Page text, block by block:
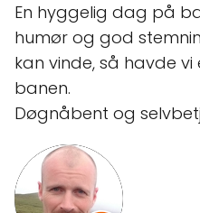
En hyggelig dag på
humør og god
kan vinde, så havde
banen.
Døgnåbent og